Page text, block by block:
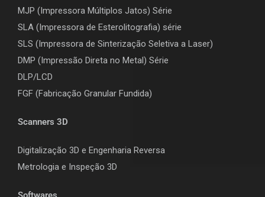
MJP (Impressora Múltiplos Jatos) Série
SLA (Impressora de Esterolitografia) série
SLS (Impressora de Sinterização Seletiva a Laser)
DMP (Impressão Direta no Metal) Série
DLP/LCD
FGF (Fabricação Granular Fundida)
Scanners 3D
Digitalização 3D e Engenharia Reversa
Metrologia e Inspeção 3D